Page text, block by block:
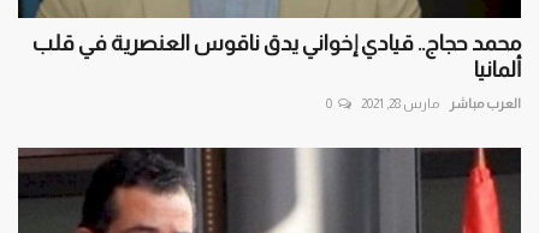
محمد حجاج.. قيادي إخواني يدق ناقوس العنصرية في قلب
ألمانيا
العرب مباشر مارس 28, 2021 0